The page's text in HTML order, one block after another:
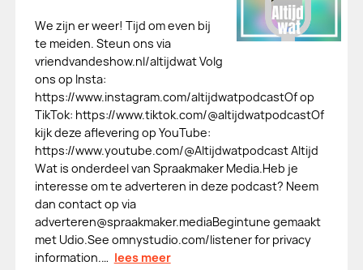
We zijn er weer! Tijd om even bij
te meiden. Steun ons via
vriendvandeshow.nl/altijdwat Volg
ons op Insta:
https://www.instagram.com/altijdwatpodcastOf op
TikTok: https://www.tiktok.com/@altijdwatpodcastOf
kijk deze aflevering op YouTube:
https://www.youtube.com/@Altijdwatpodcast Altijd
Wat is onderdeel van Spraakmaker Media.Heb je
interesse om te adverteren in deze podcast? Neem
dan contact op via
adverteren@spraakmaker.mediaBegintune gemaakt
met Udio.See omnystudio.com/listener for privacy
information.… lees meer